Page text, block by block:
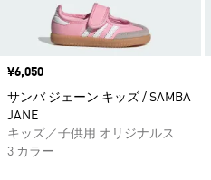
価格
¥6,050
サンバ ジェーン キッズ / SAMBA
JANE
キッズ／子供用 オリジナルス
3 カラー